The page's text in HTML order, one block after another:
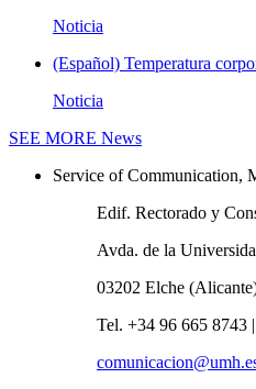
Noticia
(Español) Temperatura
Noticia
SEE MORE News
Service of Communication,
Edif. Rectorado y
Avda. de la
03202 Elche
Tel. +34 96 665 8743